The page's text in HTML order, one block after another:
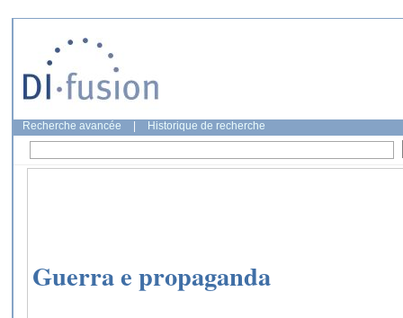
Recherche avancée Historique de recherche
Guerra e propaganda